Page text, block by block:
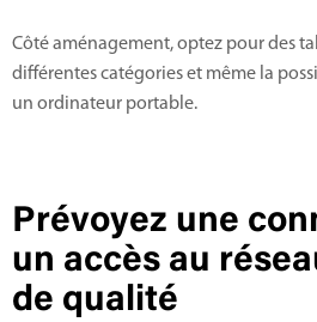
Côté aménagement, optez pour des
différentes catégories et même la
un ordinateur portable.
Prévoyez une
un accès au
de qualité